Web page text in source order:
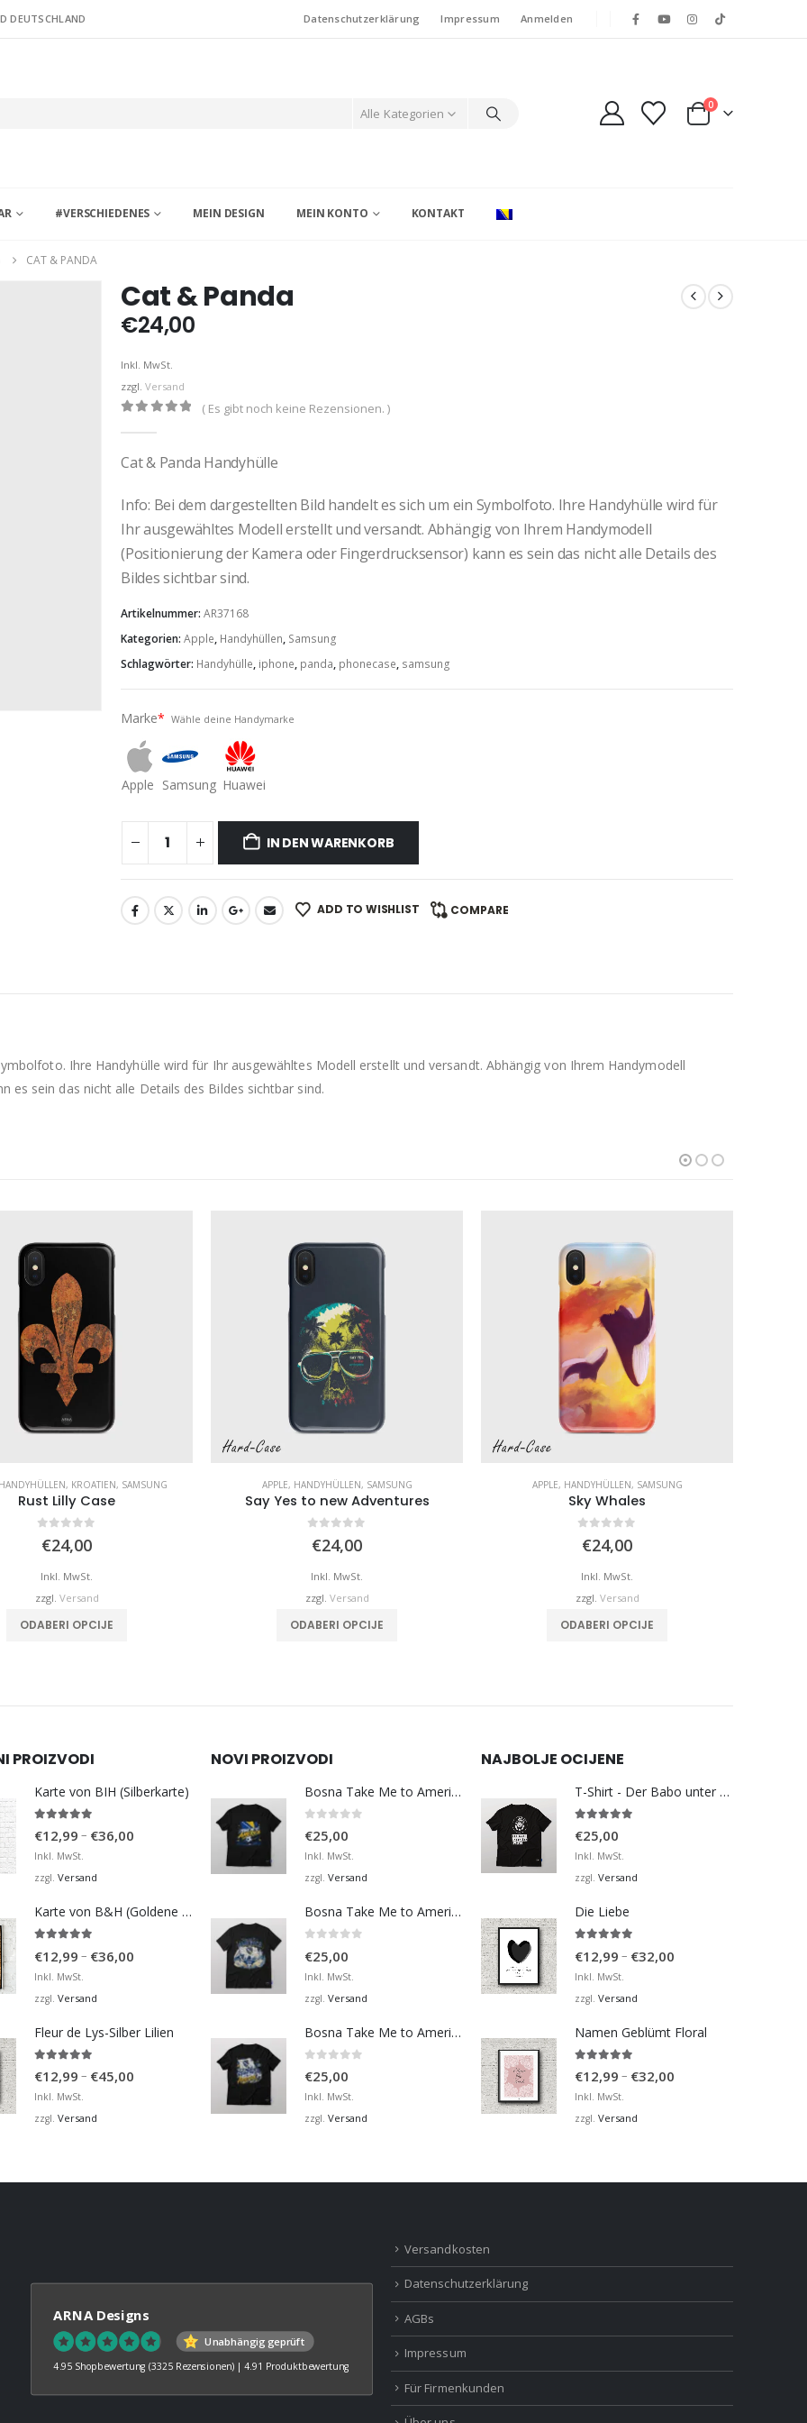
DEUTSCHLAND Datenschutzerklärung Impressum Anmelden
Alle Kategorien
0
#VERSCHIEDENES MEIN DESIGN MEIN KONTO KONTAKT
CAT & PANDA
Cat & Panda
€24,00
Inkl. MwSt.
zzgl. Versand
( Es gibt noch keine Rezensionen. )
Cat & Panda Handyhülle
Info: Bei dem dargestellten Bild handelt es sich um ein Symbolfoto. Ihre Handyhülle wird für
Ihr ausgewähltes Modell erstellt und versandt. Abhängig von Ihrem Handymodell
(Positionierung der Kamera oder Fingerdrucksensor) kann es sein das nicht alle Details des
Bildes sichtbar sind.
Artikelnummer: AR37168
Kategorien: Apple, Handyhüllen, Samsung
Schlagwörter: Handyhülle, iphone, panda, phonecase, samsung
Marke* Wähle deine Handymarke
Apple Samsung Huawei
IN DEN WARENKORB
ADD TO WISHLIST COMPARE
Ihre Handyhülle wird für Ihr ausgewähltes Modell erstellt und versandt. Abhängig von Ihrem Handymodell
es sein das nicht alle Details des Bildes sichtbar sind.
HANDYHÜLLEN, KROATIEN, SAMSUNG
Rust Lilly Case
€24,00
Inkl. MwSt.
zzgl. Versand
ODABERI OPCIJE
APPLE, HANDYHÜLLEN, SAMSUNG
Say Yes to new Adventures
€24,00
Inkl. MwSt.
zzgl. Versand
ODABERI OPCIJE
APPLE, HANDYHÜLLEN, SAMSUNG
Sky Whales
€24,00
Inkl. MwSt.
zzgl. Versand
ODABERI OPCIJE
PROIZVODI
Karte von BIH (Silberkarte)
€12,99 – €36,00
Inkl. MwSt.
zzgl. Versand
Karte von B&H (Goldene Karte)
€12,99 – €36,00
Inkl. MwSt.
zzgl. Versand
Fleur de Lys-Silber Lilien
€12,99 – €45,00
Inkl. MwSt.
zzgl. Versand
NOVI PROIZVODI
Bosna Take Me to America Navijačka Majica 3
€25,00
Inkl. MwSt.
zzgl. Versand
Bosna Take Me to America Navijačka Majica 4
€25,00
Inkl. MwSt.
zzgl. Versand
Bosna Take Me to America Navijačka Majica 2
€25,00
Inkl. MwSt.
zzgl. Versand
NAJBOLJE OCIJENE
T-Shirt - Der Babo unter den Papas
€25,00
Inkl. MwSt.
zzgl. Versand
Die Liebe
€12,99 – €32,00
Inkl. MwSt.
zzgl. Versand
Namen Geblümt Floral
€12,99 – €32,00
Inkl. MwSt.
zzgl. Versand
ARNA Designs
Unabhängig geprüft
4.95 Shopbewertung (3325 Rezensionen) | 4.91 Produktbewertung
Versandkosten
Datenschutzerklärung
AGBs
Impressum
Für Firmenkunden